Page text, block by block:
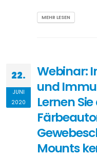
MEHR LESEN
22.
JUNI
2020
Webinar:
und
Lernen
Mounts